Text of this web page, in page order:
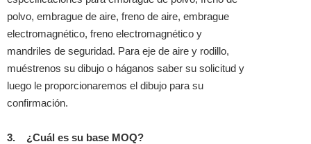
polvo, embrague de aire, freno de aire, embrague
electromagnético, freno electromagnético y
mandriles de seguridad. Para eje de aire y rodillo,
muéstrenos su dibujo o háganos saber su solicitud y
luego le proporcionaremos el dibujo para su
confirmación.
3. ¿Cuál es su base MOQ?